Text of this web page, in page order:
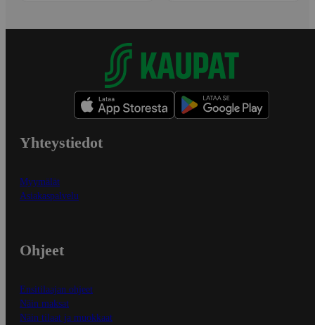
Yhteystiedot
Myymälät
Asiakaspalvelu
Ohjeet
Ensitilaajan ohjeet
Näin maksat
Näin tilaat ja muokkaat